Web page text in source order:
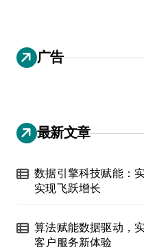
广告
最新文章
数据引擎科技赋能：
实现飞跃增长
算法赋能数据驱动，
客户服务新体验